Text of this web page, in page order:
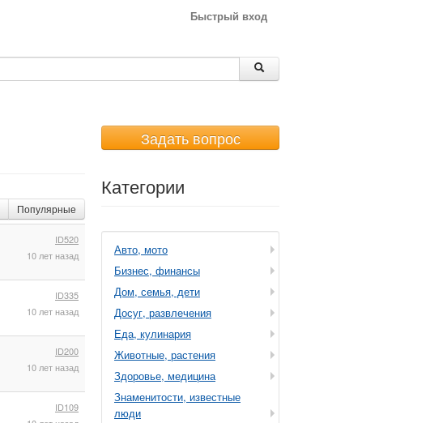
Быстрый вход
Популярные
ID520
10 лет назад
ID335
10 лет назад
ID200
10 лет назад
ID109
Задать вопрос
Категории
Авто, мото
Бизнес, финансы
Дом, семья, дети
Досуг, развлечения
Еда, кулинария
Животные, растения
Здоровье, медицина
Знаменитости, известные
люди